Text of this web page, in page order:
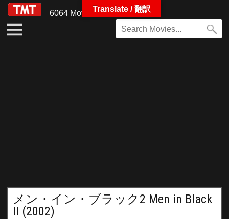
6064 Movies
メン・イン・ブラック2 Men in Black
II (2002)
Translate / 翻訳